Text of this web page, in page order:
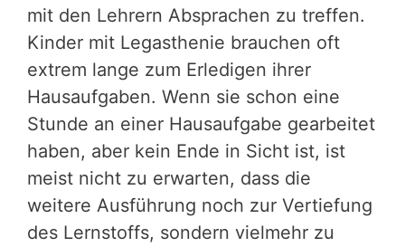
mit den Lehrern Absprachen zu treffen.
Kinder mit Legasthenie brauchen oft
extrem lange zum Erledigen ihrer
Hausaufgaben. Wenn sie schon eine
Stunde an einer Hausaufgabe gearbeitet
haben, aber kein Ende in Sicht ist, ist
meist nicht zu erwarten, dass die
weitere Ausführung noch zur Vertiefung
des Lernstoffs, sondern vielmehr zu